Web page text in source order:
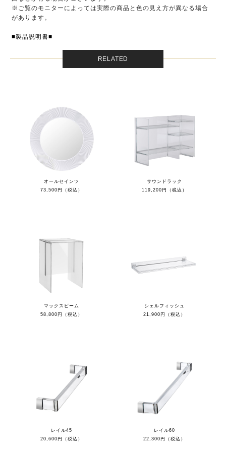
※ご覧のモニターによっては実際の商品と色の見え方が異なる場合
があります。
■製品説明書■
RELATED
オールセインツ
73,500円（税込）
サウンドラック
119,200円（税込）
マックスビーム
58,800円（税込）
シェルフィッシュ
21,900円（税込）
レイル45
20,600円（税込）
レイル60
22,300円（税込）